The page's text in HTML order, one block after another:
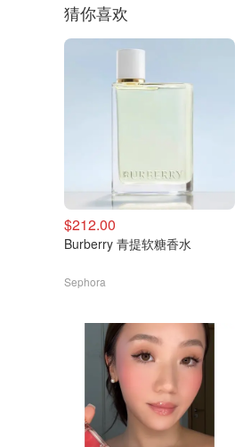
猜你喜欢
$212.00
Burberry 青提软糖香水
Sephora